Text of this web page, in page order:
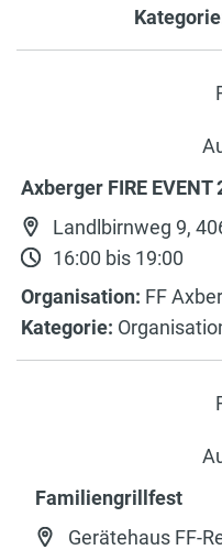
Axberger FIRE EVENT
Landlbirnweg 9,
16:00 bis 19:00
Organisation: FF
Kategorie:
Familiengrillfest
Gerätehaus FF-